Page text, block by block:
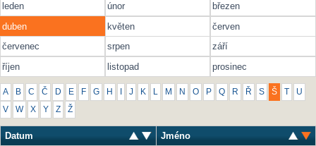
leden únor
březen
duben
květen
červen
červenec
srpen
září
říjen
listopad prosinec
A B C Č D E F G H J K L M N O P Q R Ř S Š U
V W X Y Z Ž
Datum Jméno